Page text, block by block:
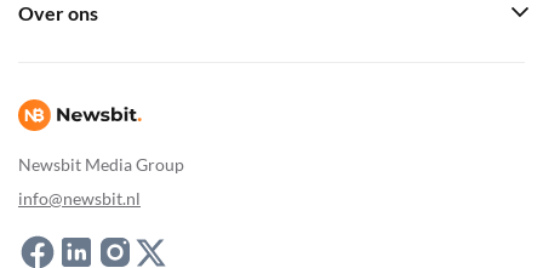
Newsbit Media Group
info@newsbit.nl
Over ons